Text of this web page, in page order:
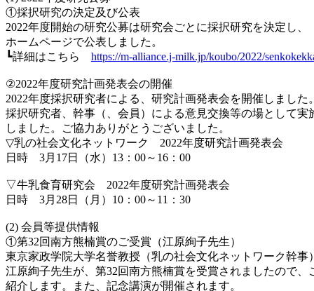
①採択研究の決定及び公表
2022年度開始の研究公募は研究会ごとに採択研究を決定し、
ホームページで公表しました。
┗詳細はこちら https://m-alliance.j-milk.jp/koubo/2022/
②2022年度研究計画発表会の開催
2022年度採択研究者による、研究計画発表会を開催しました。
採択研究者、幹事（、会員）による意見交換等の場として実
しました。ご協力ありがとうございました。
▽乳の社会文化ネットワーク 2022年度研究計画発表会
日時 3月17日（水）13：00～16：00
▽牛乳食育研究会 2022年度研究計画発表会
日時 3月28日（月）10：00～11：30
(2) 会員等提供情報
①第32回南方熊楠賞のご受賞（江原絢子先生）
東京家政学院大学名誉教授（乳の社会文化ネットワーク幹事）
江原絢子先生が、第32回南方熊楠賞を受賞されましたので、
紹介します。また、記念講演が開催されます。